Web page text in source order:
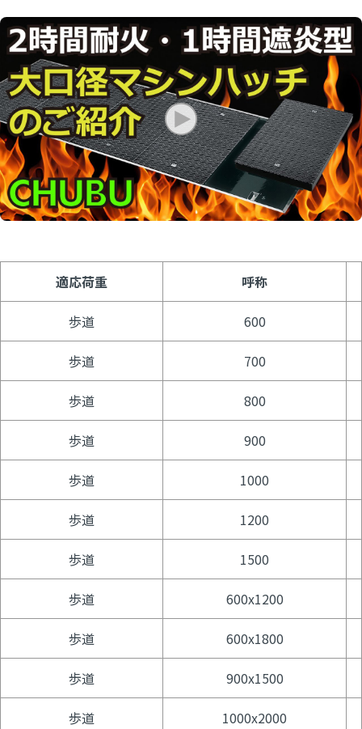
適応荷重 呼称
歩道 600
歩道 700
歩道 800
歩道 900
歩道 1000
歩道 1200
歩道 1500
歩道 600x1200
歩道 600x1800
歩道 900x1500
歩道 1000x2000